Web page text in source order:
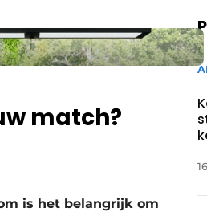
match?
is het belangrijk om